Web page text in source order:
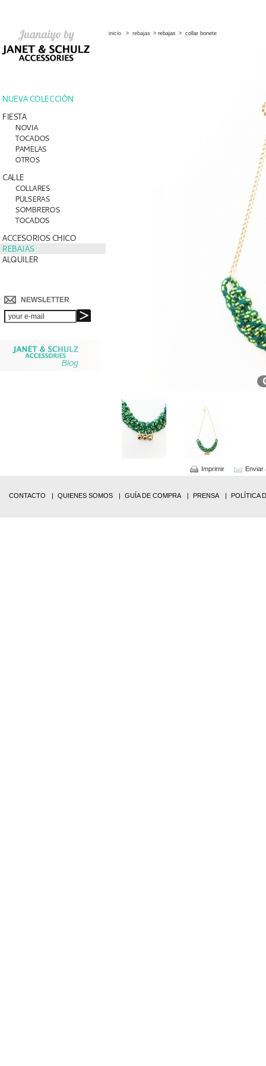
NUEVA COLECCIÓN
FIESTA
NOVIA
TOCADOS
PAMELAS
OTROS
CALLE
COLLARES
PULSERAS
SOMBREROS
TOCADOS
ACCESORIOS CHICO
REBAJAS
ALQUILER
NEWSLETTER
inicio > rebajas > rebajas > collar bonete
Enviar
Imprimir
CONTACTO QUIENES SOMOS GUÍA DE COMPRA PRENSA POLÍTICA